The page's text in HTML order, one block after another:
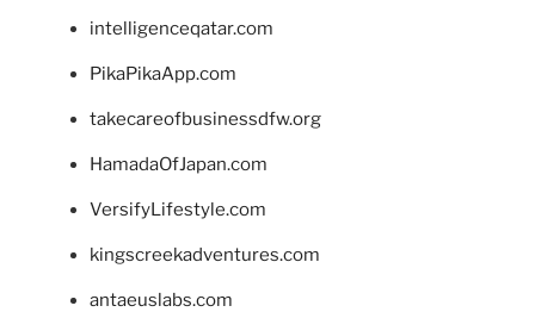
intelligenceqatar.com
PikaPikaApp.com
takecareofbusinessdfw.org
HamadaOfJapan.com
VersifyLifestyle.com
kingscreekadventures.com
antaeuslabs.com